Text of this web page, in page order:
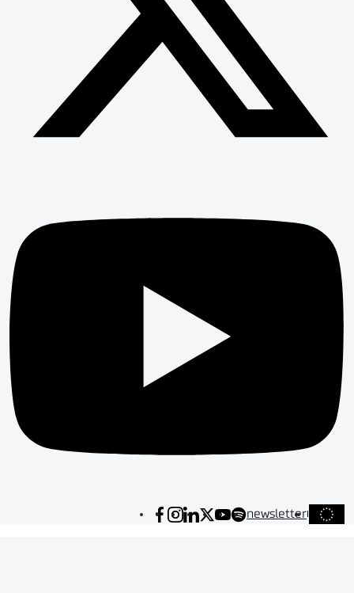
newsletter